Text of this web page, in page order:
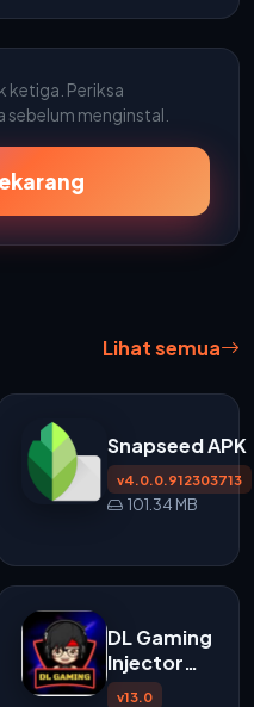
ketiga. Periksa
menginstal.
Lihat semua
Snapseed APK
v4.0.0.912303713
101.34 MB
DL Gaming
Injector
APK
v13.0